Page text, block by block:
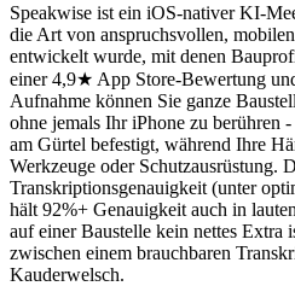
Speakwise ist ein iOS-nativer KI-
die Art von anspruchsvollen,
entwickelt wurde, mit denen
einer 4,9★ App Store-Bewertung
Aufnahme können Sie ganze
ohne jemals Ihr iPhone zu berühren
am Gürtel befestigt, während Ihre
Werkzeuge oder Schutzausrüstung.
Transkriptionsgenauigkeit (unter
hält 92%+ Genauigkeit auch in
auf einer Baustelle kein nettes Extra
zwischen einem brauchbaren
Kauderwelsch.